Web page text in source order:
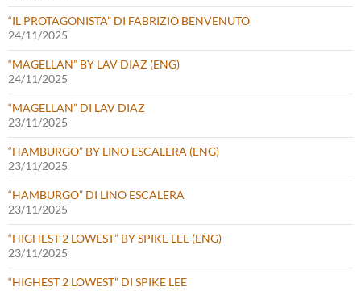
“IL PROTAGONISTA” DI FABRIZIO BENVENUTO
24/11/2025
“MAGELLAN” BY LAV DIAZ (ENG)
24/11/2025
“MAGELLAN” DI LAV DIAZ
23/11/2025
“HAMBURGO” BY LINO ESCALERA (ENG)
23/11/2025
“HAMBURGO” DI LINO ESCALERA
23/11/2025
“HIGHEST 2 LOWEST” BY SPIKE LEE (ENG)
23/11/2025
“HIGHEST 2 LOWEST” DI SPIKE LEE